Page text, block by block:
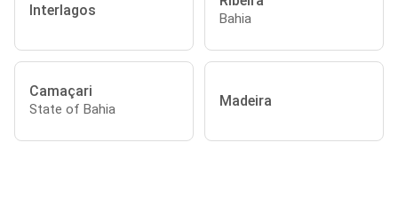
Interlagos Bahia
Camaçari
State of Bahia Madeira